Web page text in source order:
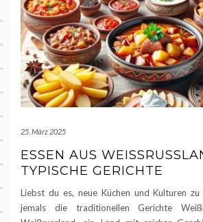
25. März 2025
ESSEN AUS
YPISCHE GERICHTE
Liebst du es, neue Küchen und Kulturen
jemals die traditionellen Gerichte